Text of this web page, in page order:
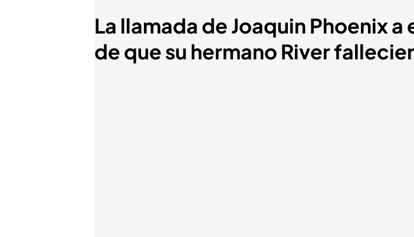
La llamada de Joaquin Phoenix
de que su hermano River